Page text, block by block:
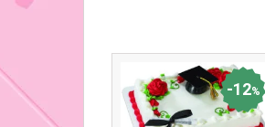
12%